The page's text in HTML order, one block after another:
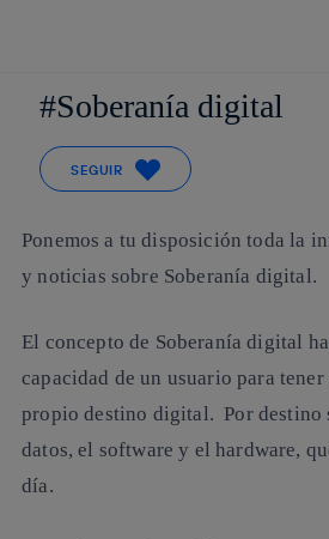
La
Soberanía digital
SEGUIR
Ponemos a tu disposición toda la
y noticias sobre Soberanía digital.
El concepto de Soberanía digital
capacidad de un usuario para
propio destino digital. Por destino
datos, el software y el hardware,
día.